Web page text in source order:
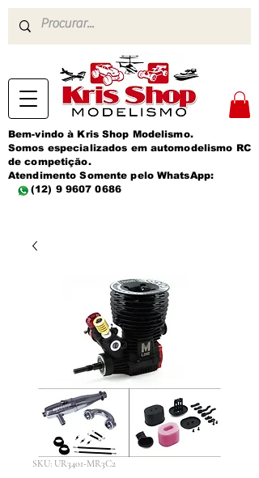
Bem-vindo à Kris Shop Modelismo.
Somos especializados em automodelismo RC
de competição.
Atendimento Somente pelo WhatsApp:
(12) 9 9607 0686
SKU: UR3401-MR3C2